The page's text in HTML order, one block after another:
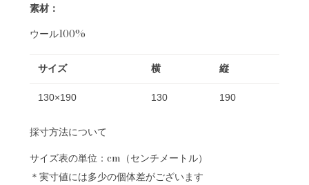
素材：
ウール100%
サイズ 横 縦
130×190 130 190
採寸方法について
サイズ表の単位：cm（センチメートル）
＊実寸値には多少の個体差がございます